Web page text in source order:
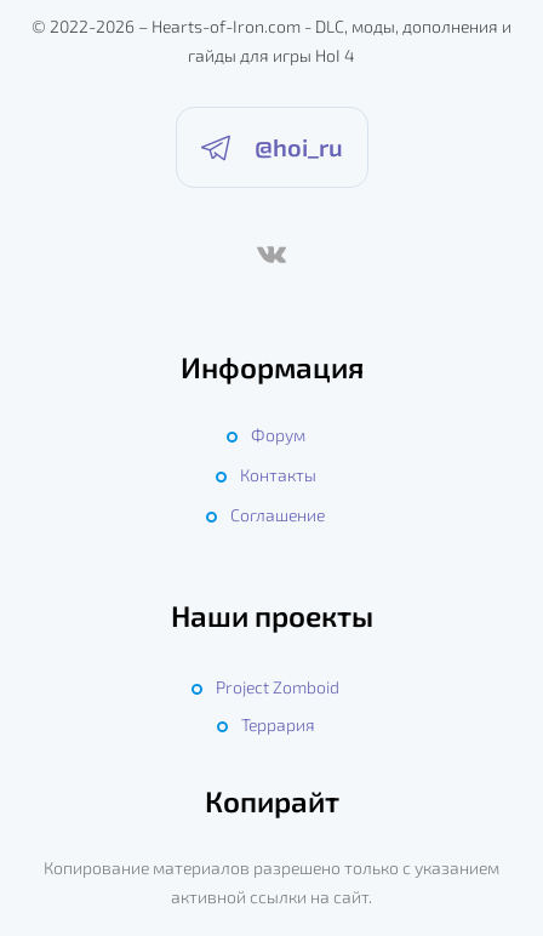
© 2022-2026 – Hearts-of-Iron.com - DLC, моды, дополнения и
гайды для игры HoI 4
@hoi_ru
Информация
Форум
Контакты
Соглашение
Наши проекты
Project Zomboid
Террария
Копирайт
Копирование материалов разрешено только с указанием
активной ссылки на сайт.